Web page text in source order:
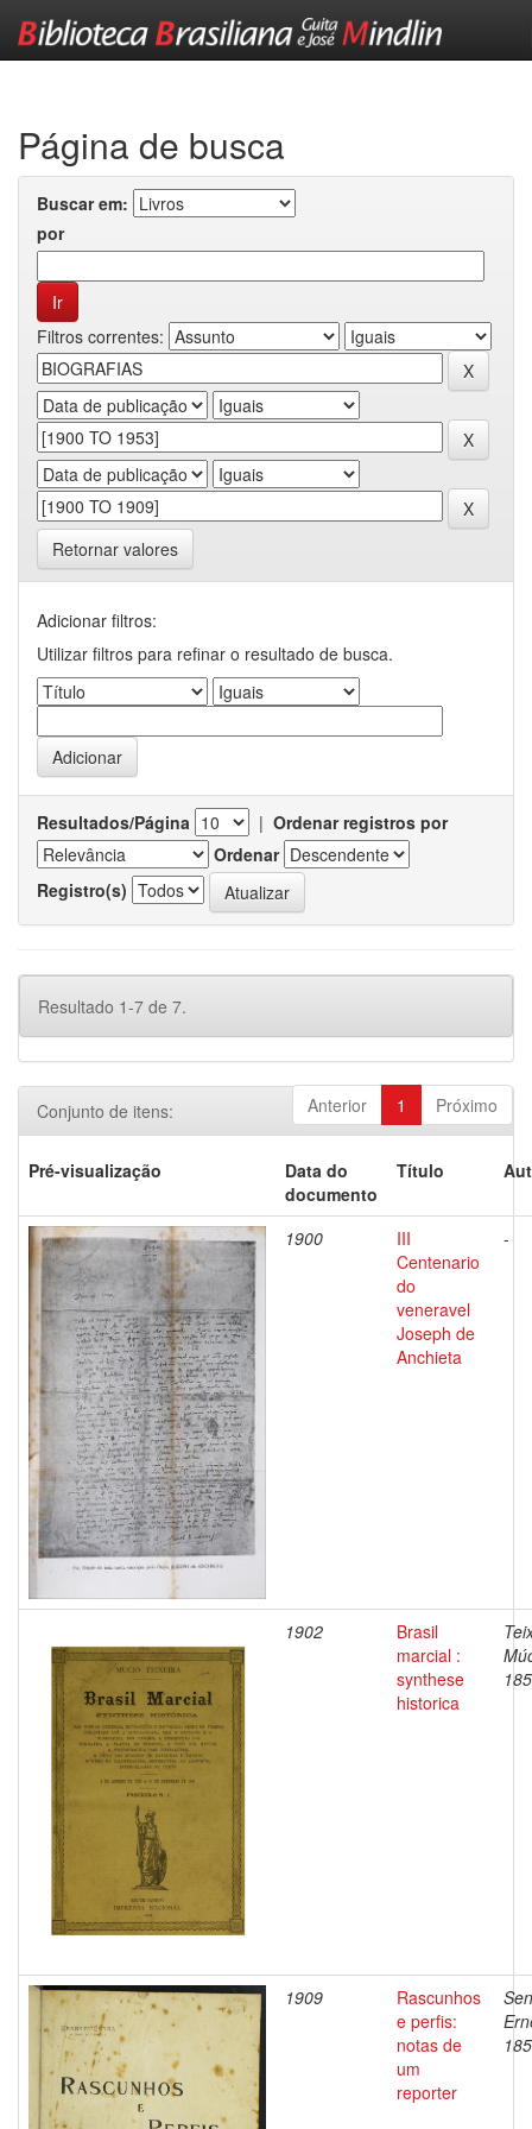
Página de busca
Buscar em:
por
Filtros correntes:
Retornar valores
Adicionar filtros:
Utilizar filtros para refinar o resultado de busca.
Resultados/Página | Ordenar registros por
Ordenar
Registro(s)
Resultado 1-7 de 7.
Anterior 1 Próximo
Conjunto de itens:
Pré-visualização
Data do
documento
Título
1900
III
Centenario
do
veneravel
Joseph de
Anchieta
-
1902
Brasil
marcial :
synthese
historica
1909
Rascunhos
e perfis:
notas de
um
reporter